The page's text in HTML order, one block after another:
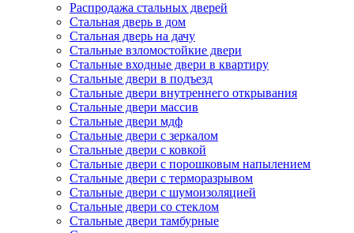
Распродажа стальных дверей
Стальная дверь в дом
Стальная дверь на дачу
Стальные взломостойкие двери
Стальные входные двери в квартиру
Стальные двери в подъезд
Стальные двери внутреннего открывания
Стальные двери массив
Стальные двери мдф
Стальные двери с зеркалом
Стальные двери с ковкой
Стальные двери с порошковым напылением
Стальные двери с терморазрывом
Стальные двери с шумоизоляцией
Стальные двери со стеклом
Стальные двери тамбурные